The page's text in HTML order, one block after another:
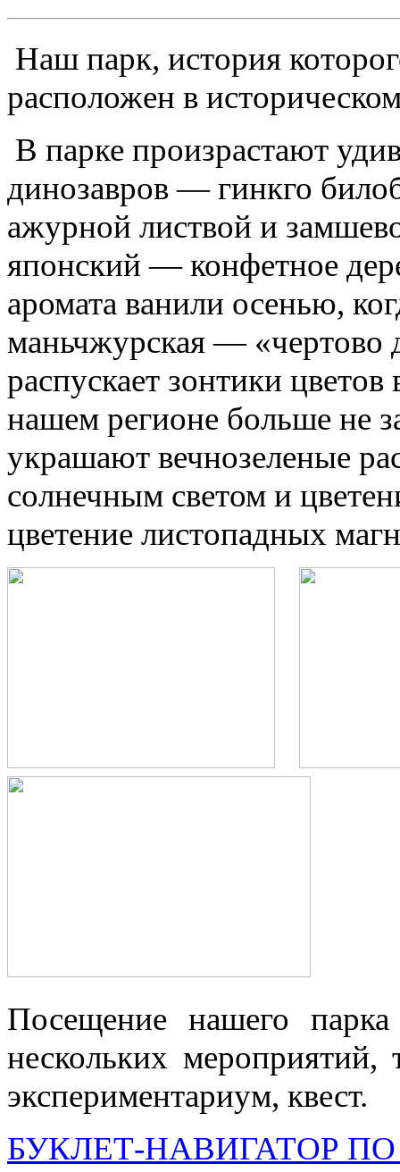
Наш парк, история
расположен в
В парке произрастают
динозавров — гинкго
ажурной листвой и
японский — конфетное
аромата ванили осенью,
маньчжурская — «чертово
распускает зонтики
нашем регионе больше не
украшают вечнозеленые
солнечным светом и
цветение листопадных
Посещение нашего
нескольких мероприятий,
экспериментариум, квест.
БУКЛЕТ-НАВИГАТОР